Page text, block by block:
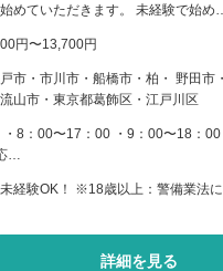
めていただきます。 未経験で始め
円〜13,700円
市・市川市・船橋市・柏・ 野田市
山市・東京都葛飾区・江戸川区
・8：00〜17：00 ・9：00〜18：
…
経験OK！ ※18歳以上：警備業法
詳細を見る